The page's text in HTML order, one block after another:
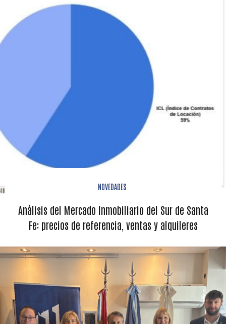
NOVEDADES
Análisis del Mercado Inmobiliario del Sur de Santa
Fe: precios de referencia, ventas y alquileres